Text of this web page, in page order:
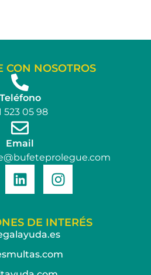
CON NOSOTROS
Teléfono
523 05 98
Email
DE INTERÉS